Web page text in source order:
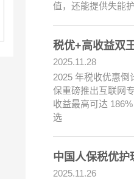
值，还能提供失能
税优+高收益双
2025.11.28
2025 年税收优惠
保重磅推出互联网
收益最高可达
选
中国人保税优护
2025.11.26